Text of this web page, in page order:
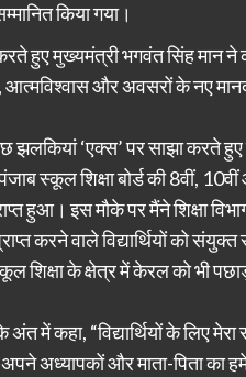
किया गया।
हुए मुख्यमंत्री भगवंत सिंह मान
आत्मविश्वास और अवसरों के नए
झलकियां ‘एक्स’ पर साझा करते
स्कूल शिक्षा बोर्ड की 8वीं,
हुआ। इस मौके पर मैंने शिक्षा
करने वाले विद्यार्थियों को
शिक्षा के क्षेत्र में केरल को भी
अंत में कहा, “विद्यार्थियों के लिए
अध्यापकों और माता-पिता का